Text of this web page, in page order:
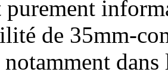
purement
de 35mm-